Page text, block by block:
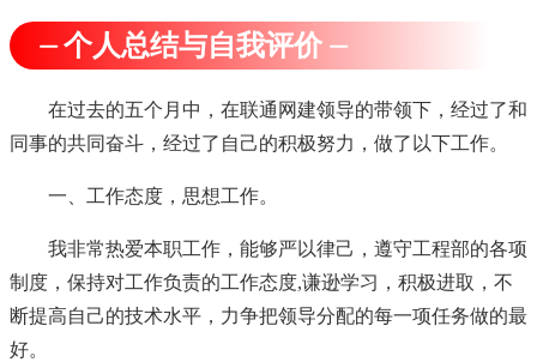
⏤ 个人总结与自我评价 ⏤
在过去的五个月中，在联通网建领导的带领下，经过了和
同事的共同奋斗，经过了自己的积极努力，做了以下工作。
一、工作态度，思想工作。
我非常热爱本职工作，能够严以律己，遵守工程部的各项
制度，保持对工作负责的工作态度,谦逊学习，积极进取，不
断提高自己的技术水平，力争把领导分配的每一项任务做的最
好。